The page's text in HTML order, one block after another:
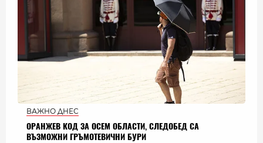
ВАЖНО ДНЕС
ОРАНЖЕВ КОД ЗА ОСЕМ ОБЛАСТИ, СЛЕДОБЕД СА
ВЪЗМОЖНИ ГРЪМОТЕВИЧНИ БУРИ